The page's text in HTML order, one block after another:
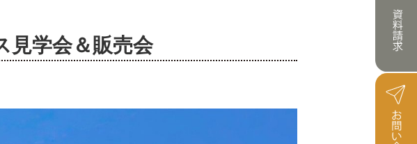
見学会＆販売会